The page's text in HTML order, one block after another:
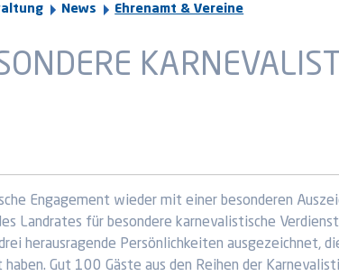
News Ehrenamt & Vereine
Engagement wieder mit einer besonderen
Landrates für besondere karnevalistische
herausragende Persönlichkeiten ausgezeichnet,
Gut 100 Gäste aus den Reihen der